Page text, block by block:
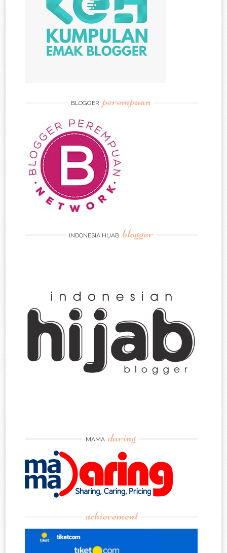
BLOGGER perempuan
INDONESIA HIJAB blogger
MAMA daring
achievement